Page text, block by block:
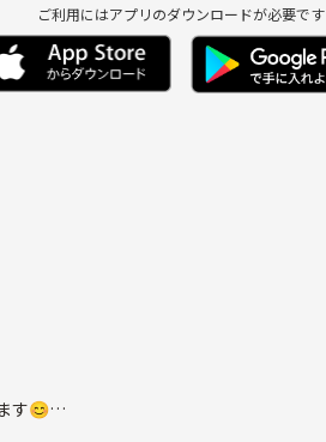
ご利用にはアプリのダウンロードが必要です
す😊